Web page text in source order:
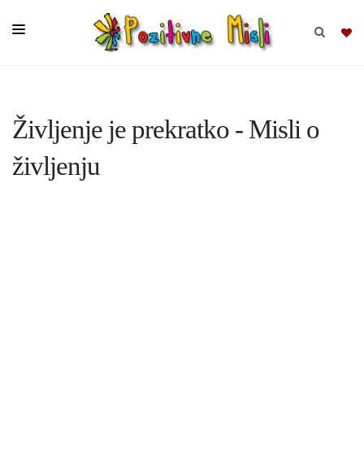
SKUPINE
MISLI
Življenje je prekratko - Misli o
življenju